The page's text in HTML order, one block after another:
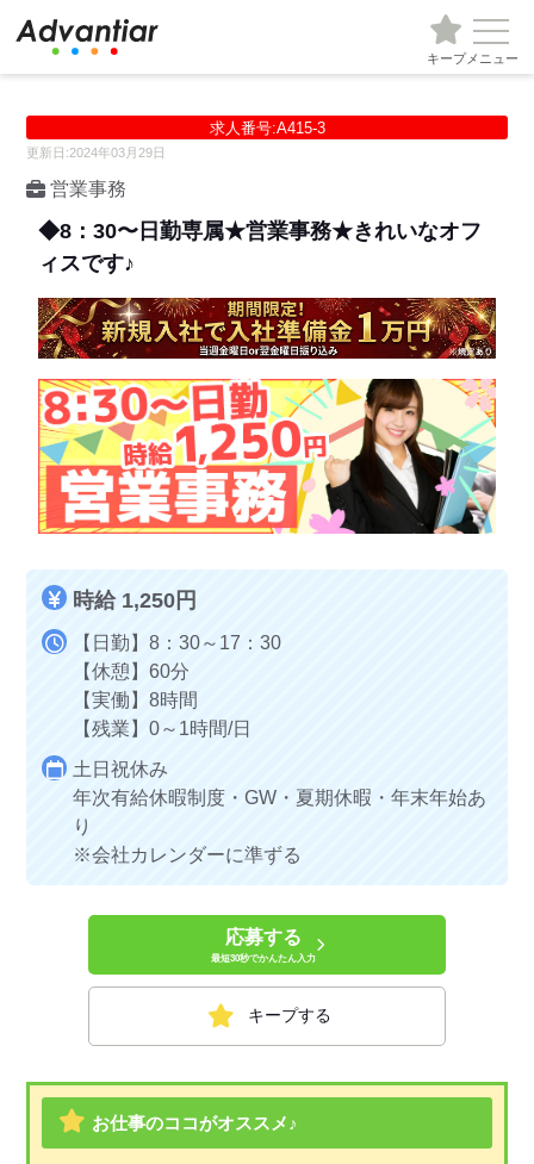
キープメニュー
求人番号:A415-3
更新日:2024年03月29日
営業事務
◆8：30〜日勤専属★営業事務★きれいなオフ
ィスです♪
時給 1,250円
【日勤】8：30～17：30
【休憩】60分
【実働】8時間
【残業】0～1時間/日
土日祝休み
年次有給休暇制度・GW・夏期休暇・年末年始あ
り
※会社カレンダーに準ずる
応募する
最短30秒でかんたん入力
キープする
お仕事のココがオススメ♪